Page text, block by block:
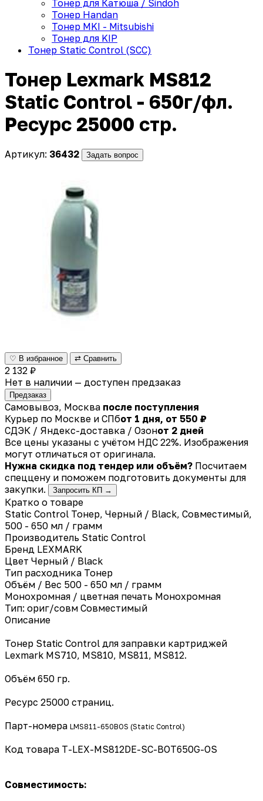
Тонер для Катюша / Sindoh
Тонер Handan
Тонер MKI - Mitsubishi
Тонер для KIP
Тонер Static Control (SCC)
Тонер Lexmark MS812
Static Control - 650г/фл.
Ресурс 25000 стр.
Артикул: 36432 Задать вопрос
♡ В избранное ⇄ Сравнить
2 132 ₽
Нет в наличии — доступен предзаказ
Предзаказ
Самовывоз, Москва после поступления
Курьер по Москве и СПбот 1 дня, от 550 ₽
СДЭК / Яндекс-доставка / Озонот 2 дней
Все цены указаны с учётом НДС 22%. Изображения
могут отличаться от оригинала.
Нужна скидка под тендер или объём? Посчитаем
спеццену и поможем подготовить документы для
закупки.
Запросить КП →
Кратко о товаре
Static Control Тонер, Черный / Black, Совместимый,
500 - 650 мл / грамм
Производитель Static Control
Бренд LEXMARK
Цвет Черный / Black
Тип расходника Тонер
Объём / Вес 500 - 650 мл / грамм
Монохромная / цветная печать Монохромная
Тип: ориг/совм Совместимый
Описание
Тонер Static Control для заправки картриджей
Lexmark MS710, MS810, MS811, MS812.
Объём 650 гр.
Ресурс 25000 страниц.
Парт-номера LMS811-650BOS (Static Control)
Код товара T-LEX-MS812DE-SC-BOT650G-OS
Совместимость: